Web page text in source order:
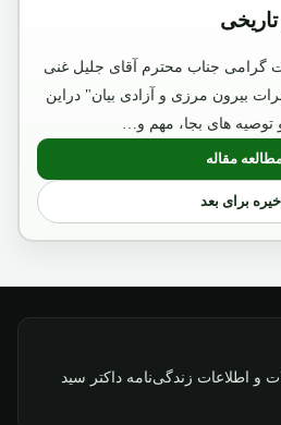
گرامی جناب محترم آقای جلیل غنی
بیرون مرزی و آزادی بیان" دراین
توصیه های بجا، مهم و…
مقاله
: لزوم بررسی مسائل تاریخی
برای بعد
و اطلاعات زندگی‌نامه داکتر سید